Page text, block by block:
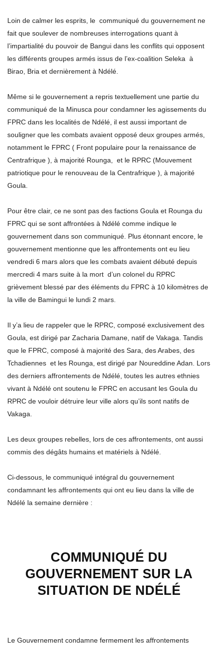
Loin de calmer les esprits, le communiqué du gouvernement ne
fait que soulever de nombreuses interrogations quant à
l’impartialité du pouvoir de Bangui dans les conflits qui opposent
les différents groupes armés issus de l’ex-coalition Seleka à
Birao, Bria et dernièrement à Ndélé.
Même si le gouvernement a repris textuellement une partie du
communiqué de la Minusca pour condamner les agissements du
FPRC dans les localités de Ndélé, il est aussi important de
souligner que les combats avaient opposé deux groupes armés,
notamment le FPRC ( Front populaire pour la renaissance de
Centrafrique ), à majorité Rounga, et le RPRC (Mouvement
patriotique pour le renouveau de la Centrafrique ), à majorité
Goula.
Pour être clair, ce ne sont pas des factions Goula et Rounga du
FPRC qui se sont affrontées à Ndélé comme indique le
gouvernement dans son communiqué. Plus étonnant encore, le
gouvernement mentionne que les affrontements ont eu lieu
vendredi 6 mars alors que les combats avaient débuté depuis
mercredi 4 mars suite à la mort d’un colonel du RPRC
grièvement blessé par des éléments du FPRC à 10 kilomètres de
la ville de Bamingui le lundi 2 mars.
Il y’a lieu de rappeler que le RPRC, composé exclusivement des
Goula, est dirigé par Zacharia Damane, natif de Vakaga. Tandis
que le FPRC, composé à majorité des Sara, des Arabes, des
Tchadiennes et les Rounga, est dirigé par Noureddine Adan. Lors
des derniers affrontements de Ndélé, toutes les autres ethnies
vivant à Ndélé ont soutenu le FPRC en accusant les Goula du
RPRC de vouloir détruire leur ville alors qu’ils sont natifs de
Vakaga.
Les deux groupes rebelles, lors de ces affrontements, ont aussi
commis des dégâts humains et matériels à Ndélé.
Ci-dessous, le communiqué intégral du gouvernement
condamnant les affrontements qui ont eu lieu dans la ville de
Ndélé la semaine dernière :
COMMUNIQUÉ DU
GOUVERNEMENT SUR LA
SITUATION DE NDÉLÉ
Le Gouvernement condamne fermement les affrontements